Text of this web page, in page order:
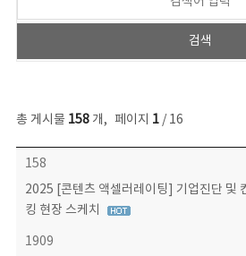
총 게시물 158개, 페이지 1/ 16
콘텐츠이슈 목록 - 번호, 제목, 작성자, 파일, 조회수, 작성일 정보 제공
158
2025 [콘텐츠 액셀러레이팅] 기업진단 및
킹 현장 스케치
1909